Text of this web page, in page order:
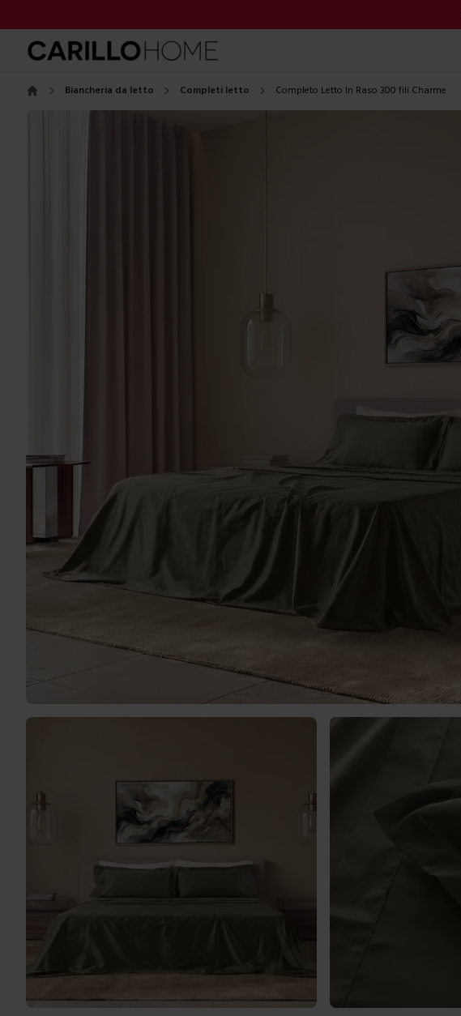
Biancheria da letto Completi letto Completo Letto In Raso 300 fili Charme